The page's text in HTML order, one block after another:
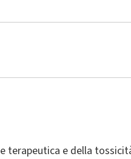
terapeutica e della